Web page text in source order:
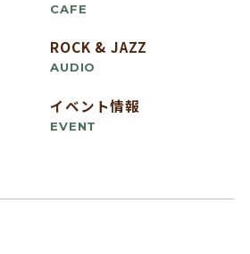
CAFE
ROCK & JAZZ
AUDIO
イベント情報
EVENT